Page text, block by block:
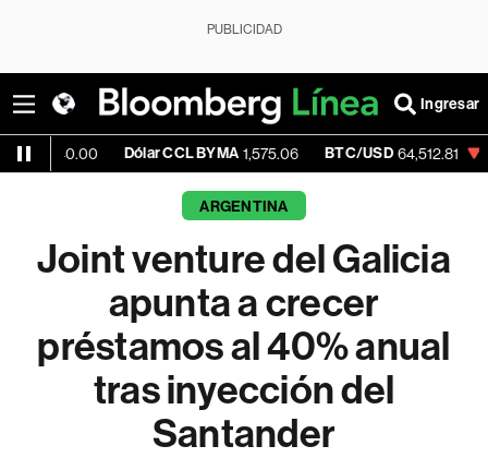
PUBLICIDAD
Ingresar
Dólar CCL BYMA 1,575.06 BTC/USD 64,512.81 -0.42%
ARGENTINA
Joint venture del Galicia
apunta a crecer
préstamos al 40% anual
tras inyección del
Santander